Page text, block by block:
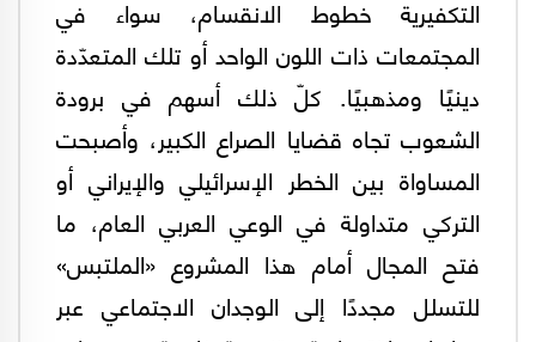
التكفيرية خطوط الانقسام، سواء في
المجتمعات ذات اللون الواحد أو تلك المتعدّدة
دينيًا ومذهبيًا. كلّ ذلك أسهم في برودة
الشعوب تجاه قضايا الصراع الكبير، وأصبحت
المساواة بين الخطر الإسرائيلي والإيراني أو
التركي متداولة في الوعي العربي العام، ما
فتح المجال أمام هذا المشروع «الملتبس»
للتسلل مجددًا إلى الوجدان الاجتماعي عبر